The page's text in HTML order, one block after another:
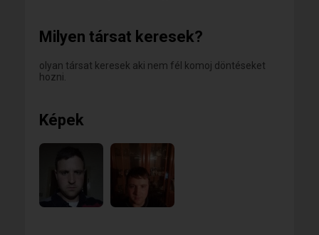
Milyen társat keresek?
olyan társat keresek aki nem fél komoj döntéseket
hozni.
Képek